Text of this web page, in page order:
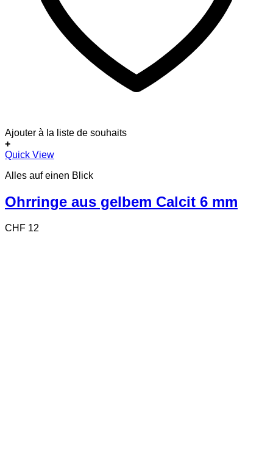
Ajouter à la liste de souhaits
+
Quick View
Alles auf einen Blick
Ohrringe aus gelbem Calcit 6 mm
CHF 12